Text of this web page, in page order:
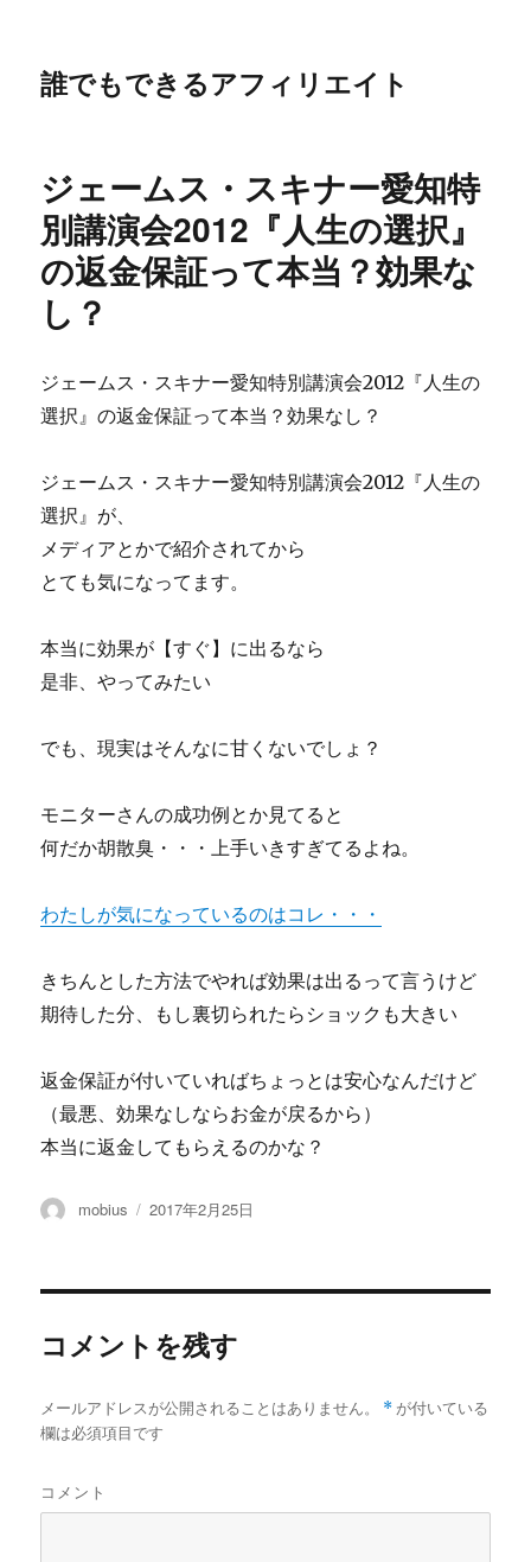
誰でもできるアフィリエイト
ジェームス・スキナー愛知特
別講演会2012『人生の選択』
の返金保証って本当？効果な
し？
ジェームス・スキナー愛知特別講演会2012『人生の
選択』の返金保証って本当？効果なし？
ジェームス・スキナー愛知特別講演会2012『人生の
選択』が、
メディアとかで紹介されてから
とても気になってます。
本当に効果が【すぐ】に出るなら
是非、やってみたい
でも、現実はそんなに甘くないでしょ？
モニターさんの成功例とか見てると
何だか胡散臭・・・上手いきすぎてるよね。
わたしが気になっているのはコレ・・・
きちんとした方法でやれば効果は出るって言うけど
期待した分、もし裏切られたらショックも大きい
返金保証が付いていればちょっとは安心なんだけど
（最悪、効果なしならお金が戻るから）
本当に返金してもらえるのかな？
投
mobius
投
2017年2月25日
コメントを残す
メールアドレスが公開されることはありません。 * が付いている
欄は必須項目です
コメント